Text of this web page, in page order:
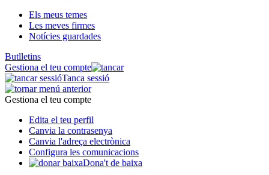
Els meus temes
Les meves firmes
Notícies guardades
Butlletins
Gestiona el teu compte
Tanca sessió
Gestiona el teu compte
Edita el teu perfil
Canvia la contrasenya
Canvia l'adreça electrònica
Configura les comunicacions
Dona't de baixa